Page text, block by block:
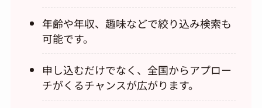
年齢や年収、趣味などで絞り込み検索も
可能です。
申し込むだけでなく、全国からアプロー
チがくるチャンスが広がります。